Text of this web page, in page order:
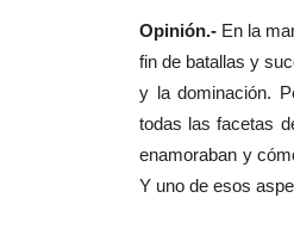
Opinión.- En la
fin de batallas y
y la dominación.
todas las facetas
enamoraban y
Y uno de esos